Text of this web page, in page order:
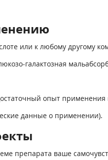
или к любому другому
галактозная
опыт применения
данные о применении).
препарата ваше